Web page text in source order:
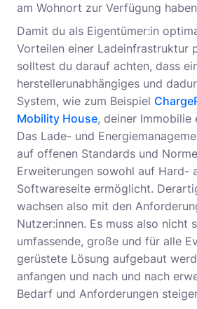
am Wohnort zur Verfügung
Damit du als Eigentümer:in
Vorteilen einer Ladeinfrastruktur
solltest du darauf achten, dass
herstellerunabhängiges und
System, wie zum Beispiel
Mobility House, deiner Immobilie
Das Lade- und
auf offenen Standards und
Erweiterungen sowohl auf Hard-
Softwareseite ermöglicht.
wachsen also mit den
Nutzer:innen. Es muss also nicht
umfassende, große und für alle
gerüstete Lösung aufgebaut
anfangen und nach und nach
Bedarf und Anforderungen